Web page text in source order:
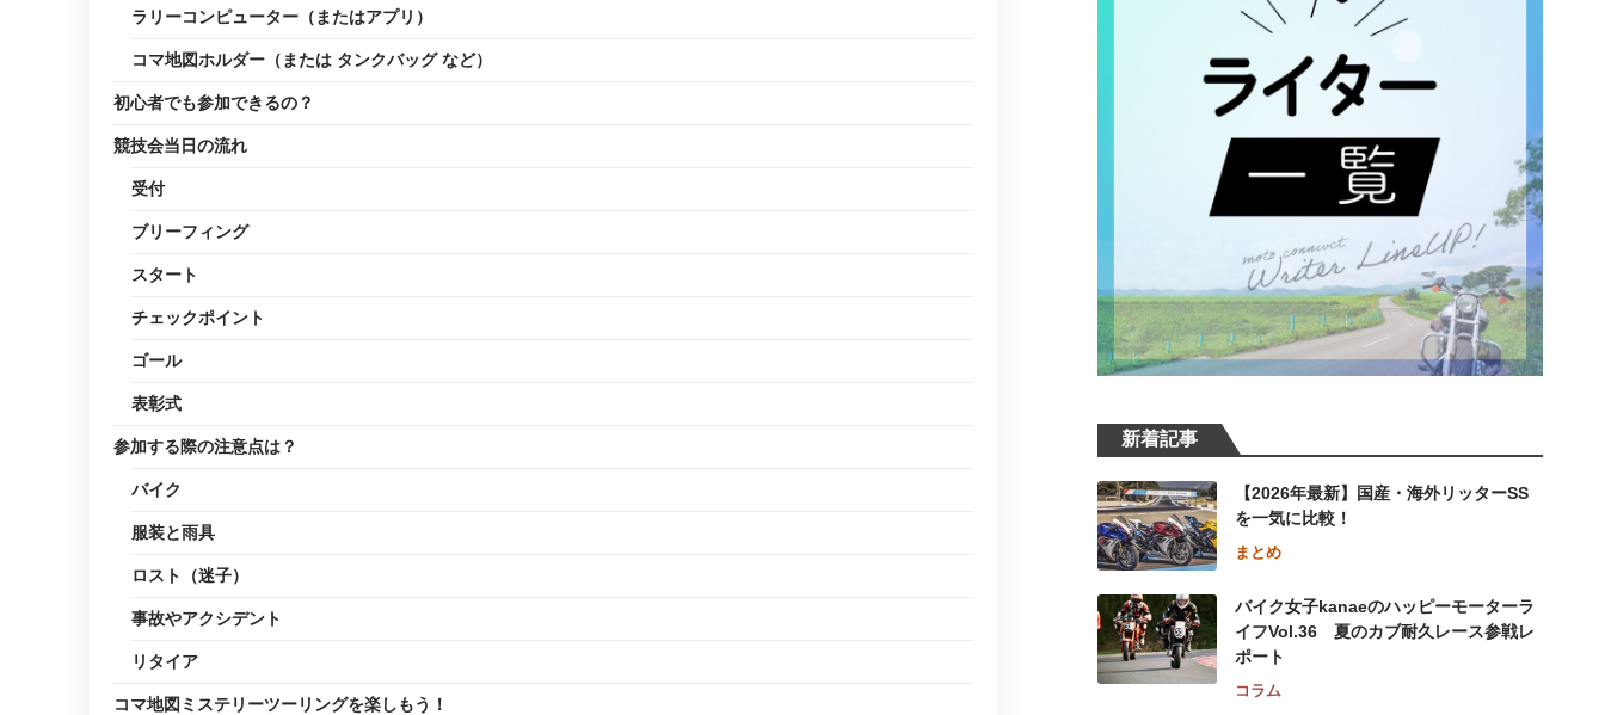
ラリーコンピューター（またはアプリ）
コマ地図ホルダー（または タンクバッグ など）
初心者でも参加できるの？
競技会当日の流れ
受付
ブリーフィング
スタート
チェックポイント
ゴール
表彰式
参加する際の注意点は？
バイク
服装と雨具
ロスト（迷子）
事故やアクシデント
リタイア
コマ地図ミステリーツーリングを楽しもう！
新着記事
【2026年最新】国産・海外リッターSS
を一気に比較！
まとめ
バイク女子kanaeのハッピーモーターラ
イフVol.36 夏のカブ耐久レース参戦レ
ポート
コラム